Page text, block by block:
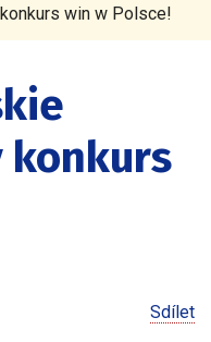
win w Polsce!
konkurs
Sdílet